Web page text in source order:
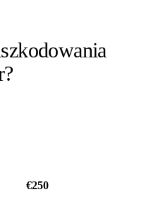
€250